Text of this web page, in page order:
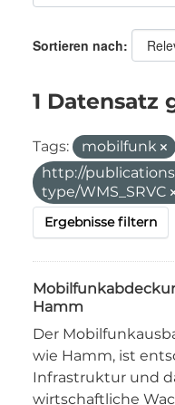
Sortieren nach
1 Datensatz
Tags: mobilfunk
http://
type/WMS_SRVC
Ergebnisse filtern
Hamm
Der
wie Hamm, ist
Infrastruktur und
wirtschaftliche